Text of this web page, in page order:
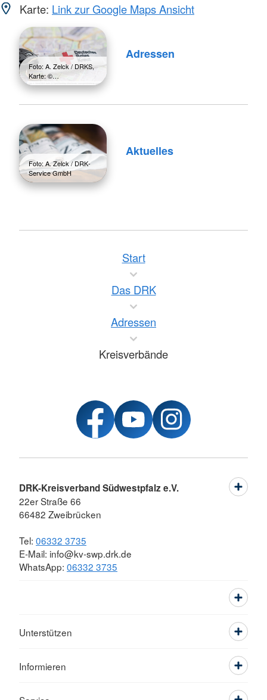
Karte: Link zur Google Maps Ansicht
Foto: A. Zelck / DRKS,
Karte: ©…
Adressen
Foto: A. Zelck / DRK-
Service GmbH
Aktuelles
Start
Das DRK
Adressen
Kreisverbände
DRK-Kreisverband Südwestpfalz e.V.
22er Straße 66
66482 Zweibrücken
Tel: 06332 3735
E-Mail: info@kv-swp.drk.de
WhatsApp: 06332 3735
Unterstützen
Informieren